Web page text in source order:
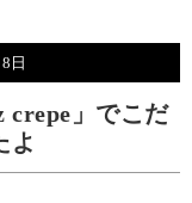
日
crepe」でこだ
よ